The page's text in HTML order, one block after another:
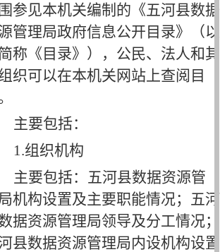
参见本机关编制的《五河县数据
管理局政府信息公开目录》（以
称《目录》），公民、法人和其
织可以在本机关网站上查阅目
主要包括：
1.组织机构
主要包括：五河县数据资源管
机构设置及主要职能情况；五河
据资源管理局领导及分工情况；
县数据资源管理局内设机构设置